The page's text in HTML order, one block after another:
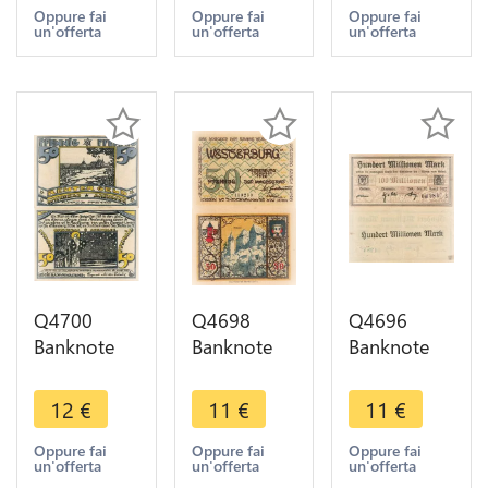
Marks 1918
AU - Make
Oppure fai
un'offerta
Marks 1918
AU - Make
Oppure fai
un'offerta
Mark 1921
Notgeld -
Oppure fai
un'offerta
Q4700
Banknote
Pfennig
Reuter Geld
Ostseebad
Arendsee
12 €
Oppure fai
un'offerta
Q4698
Banknote
Pfennig
Castle
Wesgerburg
1920
11 €
Oppure fai
un'offerta
Q4696
Banknote
Cochem
Simmern
Zell 100
Millionen
11 €
Oppure fai
un'offerta